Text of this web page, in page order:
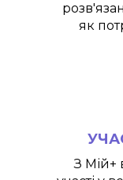
як
З Мій+